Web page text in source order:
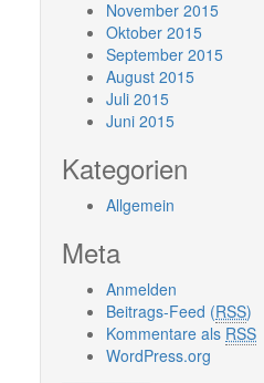
November 2015
Oktober 2015
September 2015
August 2015
Juli 2015
Juni 2015
Kategorien
Allgemein
Meta
Anmelden
Beitrags-Feed (RSS)
Kommentare als RSS
WordPress.org